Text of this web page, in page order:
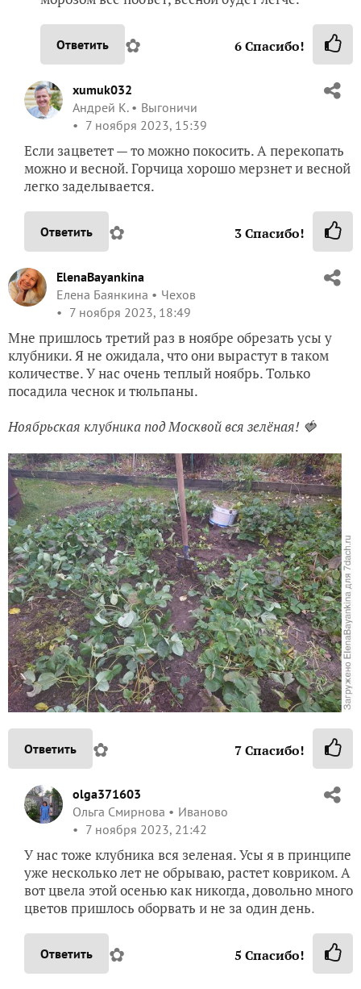
Ответить ✿ 6Спасибо!
xumuk032
Андрей К.
Выгоничи
7 ноября 2023, 15:39
Если зацветет — то можно покосить. А перекопать
можно и весной. Горчица хорошо мерзнет и весной
легко заделывается.
Ответить ✿ 3Спасибо!
ElenaBayankina
Елена Баянкина
Чехов
7 ноября 2023, 18:49
Мне пришлось третий раз в ноябре обрезать усы у
клубники. Я не ожидала, что они вырастут в таком
количестве. У нас очень теплый ноябрь. Только
посадила чеснок и тюльпаны.
Ноябрьская клубника под Москвой вся зелёная! 🍓
Ответить ✿ 7Спасибо!
olga371603
Ольга Смирнова
Иваново
7 ноября 2023, 21:42
У нас тоже клубника вся зеленая. Усы я в принципе
уже несколько лет не обрываю, растет ковриком. А
вот цвела этой осенью как никогда, довольно много
цветов пришлось оборвать и не за один день.
Ответить ✿ 5 Спасибо!